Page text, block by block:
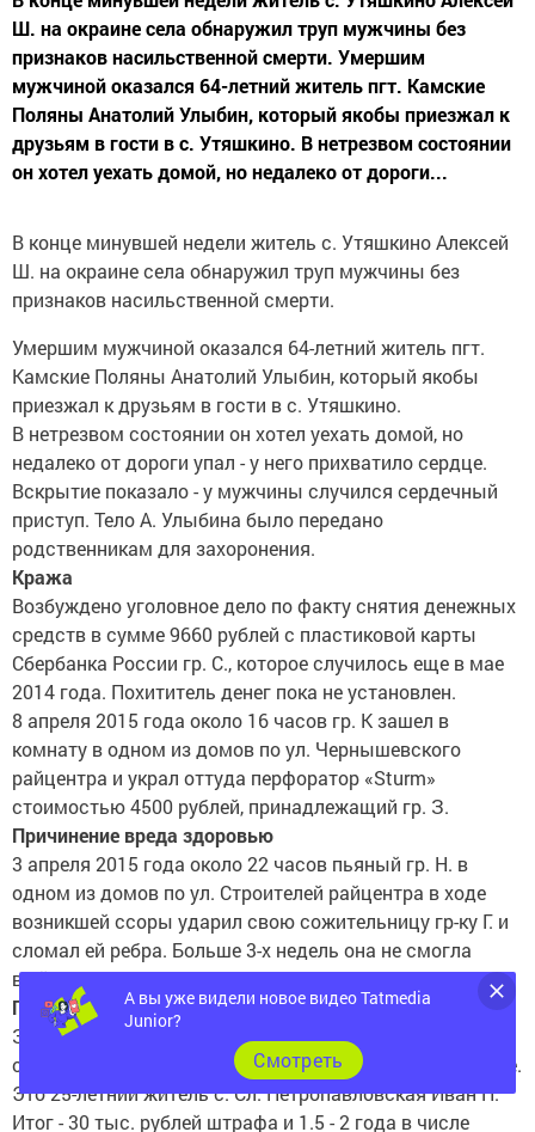
Ш. на окраине села обнаружил труп мужчины без
признаков насильственной смерти. Умершим
мужчиной оказался 64-летний житель пгт. Камские
Поляны Анатолий Улыбин, который якобы приезжал к
друзьям в гости в с. Утяшкино. В нетрезвом состоянии
он хотел уехать домой, но недалеко от дороги...
В конце минувшей недели житель с. Утяшкино Алексей
Ш. на окраине села обнаружил труп мужчины без
признаков насильственной смерти.
Умершим мужчиной оказался 64-летний житель пгт.
Камские Поляны Анатолий Улыбин, который якобы
приезжал к друзьям в гости в с. Утяшкино.
В нетрезвом состоянии он хотел уехать домой, но
недалеко от дороги упал - у него прихватило сердце.
Вскрытие показало - у мужчины случился сердечный
приступ. Тело А. Улыбина было передано
родственникам для захоронения.
Кража
Возбуждено уголовное дело по факту снятия денежных
средств в сумме 9660 рублей с пластиковой карты
Сбербанка России гр. С., которое случилось еще в мае
2014 года. Похититель денег пока не установлен.
8 апреля 2015 года около 16 часов гр. К зашел в
комнату в одном из домов по ул. Чернышевского
райцентра и украл оттуда перфоратор «Sturm»
стоимостью 4500 рублей, принадлежащий гр. З.
Причинение вреда здоровью
3 апреля 2015 года около 22 часов пьяный гр. Н. в
одном из домов по ул. Строителей райцентра в ходе
возникшей ссоры ударил свою сожительницу гр-ку Г. и
сломал ей ребра. Больше 3-х недель она не смогла
выйти на работу.
Пьяный за рулем
За прошедшую неделю сотрудники ГИБДД выявили
один факт управления автотранспортом в пьяном виде.
Это 25-летний житель с. Сл. Петропавловская Иван П.
Итог - 30 тыс. рублей штрафа и 1.5 - 2 года в числе
А вы уже видели новое видео Tatmedia
Junior?
Cмотреть